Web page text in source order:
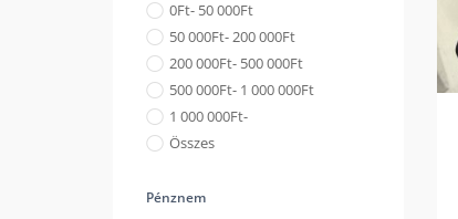
0Ft- 50 000Ft
50 000Ft- 200 000Ft
200 000Ft- 500 000Ft
500 000Ft- 1 000 000Ft
1 000 000Ft-
Összes
Pénznem